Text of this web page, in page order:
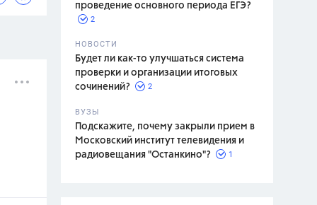
проведение основного периода ЕГЭ?
2
НОВОСТИ
Будет ли как-то улучшаться система
проверки и организации итоговых
сочинений?
2
ВУЗЫ
Подскажите, почему закрыли прием в
Московский институт телевидения и
радиовещания "Останкино"?
1